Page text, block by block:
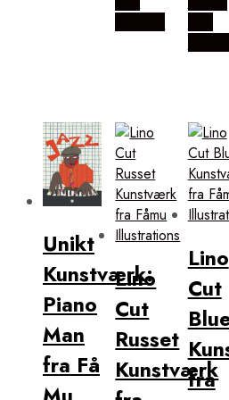
Unikt
Kunstværk:
Piano
Man
fra Få
Lino
Cut
Russet
Kunstværk
Lino
Cut
fra